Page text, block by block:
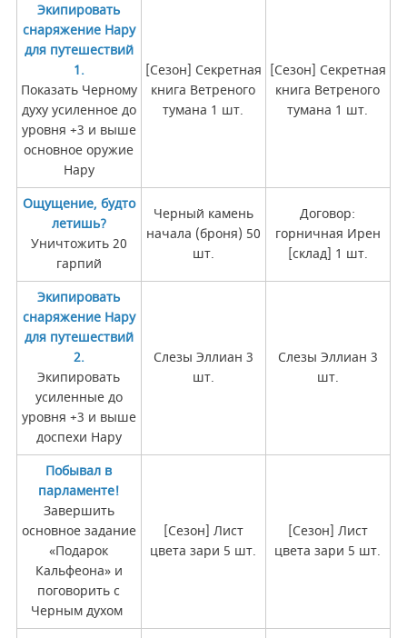
Экипировать
снаряжение Нару
для путешествий
1.
Показать Черному
духу усиленное до
уровня +3 и выше
основное оружие
Нару
[Сезон] Секретная
книга Ветреного
тумана 1 шт.
[Сезон] Секретная
книга Ветреного
тумана 1 шт.
Ощущение, будто
летишь?
Уничтожить 20
гарпий
Черный камень
начала (броня) 50
шт.
Договор:
горничная Ирен
[склад] 1 шт.
Экипировать
снаряжение Нару
для путешествий
2.
Экипировать
усиленные до
уровня +3 и выше
доспехи Нару
Слезы Эллиан 3
шт.
Слезы Эллиан 3
шт.
Побывал в
парламенте!
Завершить
основное задание
«Подарок
Кальфеона» и
поговорить с
Черным духом
[Сезон] Лист
цвета зари 5 шт.
[Сезон] Лист
цвета зари 5 шт.